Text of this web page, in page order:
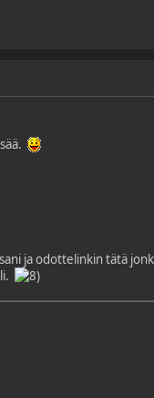
ja odottelinkin tätä